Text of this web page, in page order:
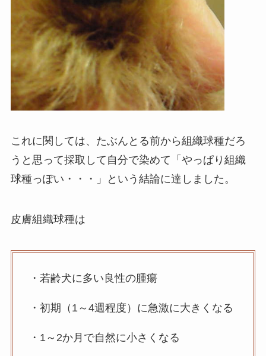
これに関しては、たぶんとる前から組織球種だろ
うと思って採取して自分で染めて「やっぱり組織
球種っぽい・・・」という結論に達しました。
皮膚組織球種は
・若齢犬に多い良性の腫瘍
・初期（1～4週程度）に急激に大きくなる
・1～2か月で自然に小さくなる